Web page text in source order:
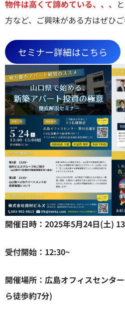
物件は高くて諦めている、、、
方など、ご興味がある方はぜひ
セミナー詳細はこちら
開催日時：2025年5月24日(土)
受付開始：12:30~
開催場所：広島オフィスセンタ
ら徒歩約7分)